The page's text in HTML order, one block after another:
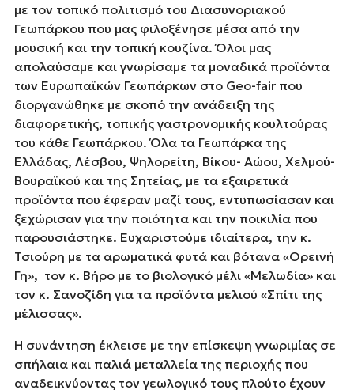
με τον τοπικό πολιτισμό του Διασυνοριακού
Γεωπάρκου που μας φιλοξένησε μέσα από την
μουσική και την τοπική κουζίνα. Όλοι μας
απολαύσαμε και γνωρίσαμε τα μοναδικά προϊόντα
των Ευρωπαϊκών Γεωπάρκων στο Geo-fair που
διοργανώθηκε με σκοπό την ανάδειξη της
διαφορετικής, τοπικής γαστρονομικής κουλτούρας
του κάθε Γεωπάρκου. Όλα τα Γεωπάρκα της
Ελλάδας, Λέσβου, Ψηλορείτη, Βίκου- Αώου, Χελμού-
Βουραϊκού και της Σητείας, με τα εξαιρετικά
προϊόντα που έφεραν μαζί τους, εντυπωσίασαν και
ξεχώρισαν για την ποιότητα και την ποικιλία που
παρουσιάστηκε. Ευχαριστούμε ιδιαίτερα, την κ.
Τσιούρη με τα αρωματικά φυτά και βότανα «Ορεινή
Γη», τον κ. Βήρο με το βιολογικό μέλι «Μελωδία» και
τον κ. Σανοζίδη για τα προϊόντα μελιού «Σπίτι της
μέλισσας».
Η συνάντηση έκλεισε με την επίσκεψη γνωριμίας σε
σπήλαια και παλιά μεταλλεία της περιοχής που
αναδεικνύοντας τον γεωλογικό τους πλούτο έχουν